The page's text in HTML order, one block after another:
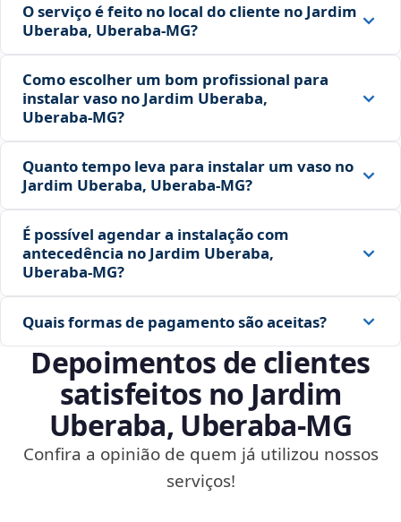
O serviço é feito no local do cliente no Jardim
Uberaba, Uberaba‑MG?
Como escolher um bom profissional para
instalar vaso no Jardim Uberaba,
Uberaba‑MG?
Quanto tempo leva para instalar um vaso no
Jardim Uberaba, Uberaba‑MG?
É possível agendar a instalação com
antecedência no Jardim Uberaba,
Uberaba‑MG?
Quais formas de pagamento são aceitas?
Depoimentos de clientes
satisfeitos no Jardim
Uberaba, Uberaba‑MG
Confira a opinião de quem já utilizou nossos
serviços!